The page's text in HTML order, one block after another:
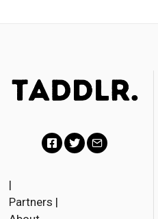
c
|
Partners |